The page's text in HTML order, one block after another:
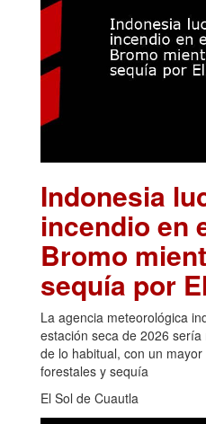
Indonesia
incendio en
Bromo
sequía por
La agencia meteorológica
estación seca de 2026
de lo habitual, con un
forestales y sequía
El Sol de Cuautla